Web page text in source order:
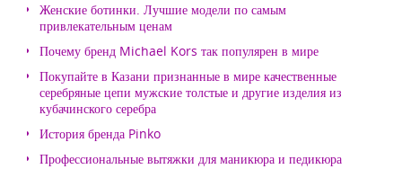
Женские ботинки. Лучшие модели по самым
привлекательным ценам
Почему бренд Michael Kors так популярен в мире
Покупайте в Казани признанные в мире качественные
серебряные цепи мужские толстые и другие изделия из
кубачинского серебра
История бренда Pinko
Профессиональные вытяжки для маникюра и педикюра